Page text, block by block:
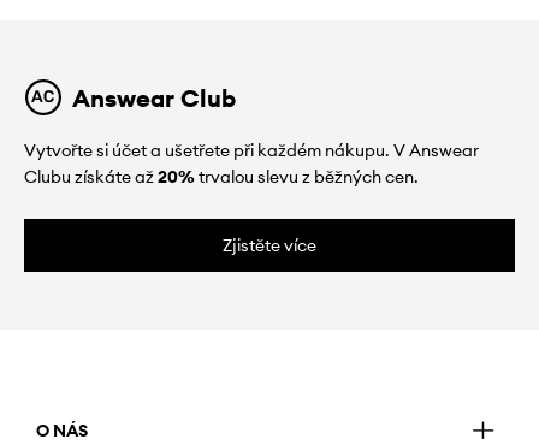
Answear Club
Vytvořte si účet a ušetřete při každém nákupu. V Answear
Clubu získáte až20%trvalou slevu z běžných cen.
Zjistěte více
O NÁS